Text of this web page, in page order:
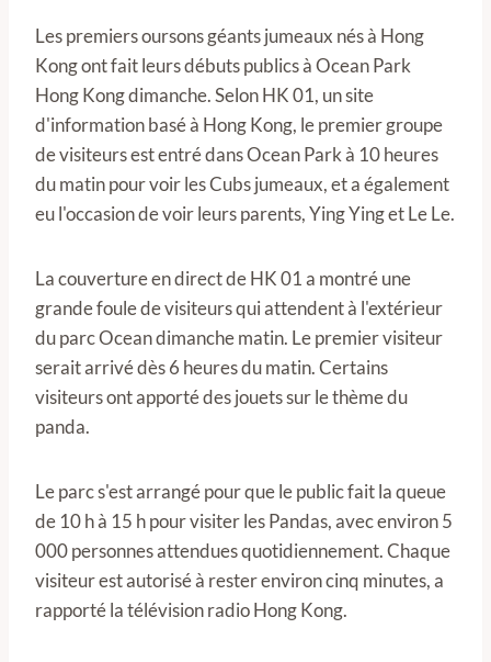
Les premiers oursons géants jumeaux nés à Hong
Kong ont fait leurs débuts publics à Ocean Park
Hong Kong dimanche. Selon HK 01, un site
d'information basé à Hong Kong, le premier groupe
de visiteurs est entré dans Ocean Park à 10 heures
du matin pour voir les Cubs jumeaux, et a également
eu l'occasion de voir leurs parents, Ying Ying et Le Le.
La couverture en direct de HK 01 a montré une
grande foule de visiteurs qui attendent à l'extérieur
du parc Ocean dimanche matin. Le premier visiteur
serait arrivé dès 6 heures du matin. Certains
visiteurs ont apporté des jouets sur le thème du
panda.
Le parc s'est arrangé pour que le public fait la queue
de 10 h à 15 h pour visiter les Pandas, avec environ 5
000 personnes attendues quotidiennement. Chaque
visiteur est autorisé à rester environ cinq minutes, a
rapporté la télévision radio Hong Kong.